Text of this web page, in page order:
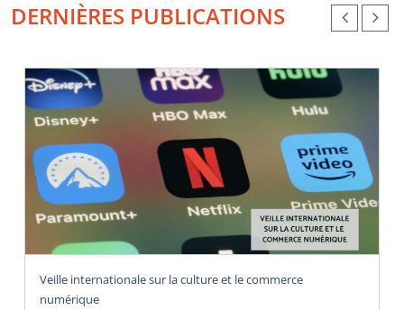
DERNIÈRES PUBLICATIONS
Veille internationale sur la culture et le commerce
numérique